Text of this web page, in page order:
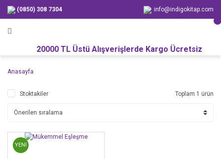
(0850) 308 7304 info@indigokitap.com
20000 TL Üstü Alışverişlerde Kargo Ücretsiz
Anasayfa
Stoktakiler Toplam 1 ürün
YENİ